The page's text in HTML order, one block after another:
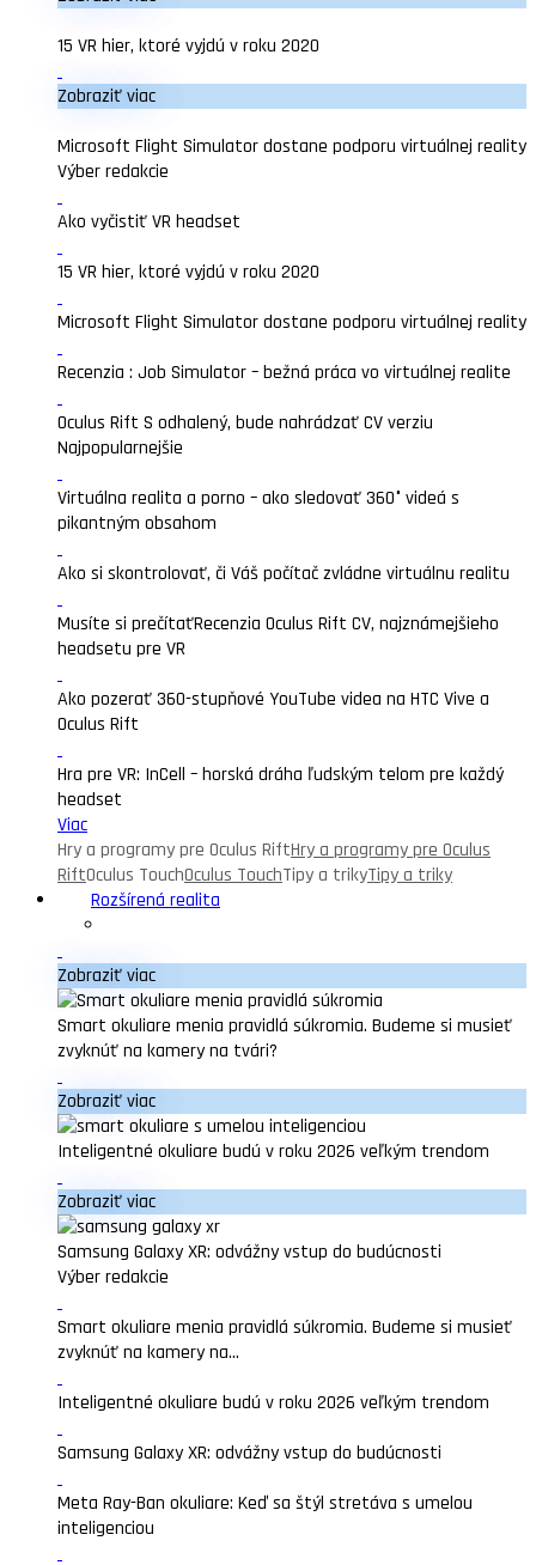
15 VR hier, ktoré vyjdú v roku 2020
Zobraziť viac
Microsoft Flight Simulator dostane podporu virtuálnej reality
Výber redakcie
Ako vyčistiť VR headset
15 VR hier, ktoré vyjdú v roku 2020
Microsoft Flight Simulator dostane podporu virtuálnej reality
Recenzia : Job Simulator – bežná práca vo virtuálnej realite
Oculus Rift S odhalený, bude nahrádzať CV verziu
Najpopularnejšie
Virtuálna realita a porno – ako sledovať 360° videá s
pikantným obsahom
Ako si skontrolovať, či Váš počítač zvládne virtuálnu realitu
Musíte si prečítaťRecenzia Oculus Rift CV, najznámejšieho
headsetu pre VR
Ako pozerať 360-stupňové YouTube videa na HTC Vive a
Oculus Rift
Hra pre VR: InCell – horská dráha ľudským telom pre každý
headset
Viac
Hry a programy pre Oculus RiftHry a programy pre Oculus
RiftOculus TouchOculus TouchTipy a trikyTipy a triky
Rozšírená realita
Zobraziť viac
Smart okuliare menia pravidlá súkromia. Budeme si musieť
zvyknúť na kamery na tvári?
Zobraziť viac
Inteligentné okuliare budú v roku 2026 veľkým trendom
Zobraziť viac
Samsung Galaxy XR: odvážny vstup do budúcnosti
Výber redakcie
Smart okuliare menia pravidlá súkromia. Budeme si musieť
zvyknúť na kamery na...
Inteligentné okuliare budú v roku 2026 veľkým trendom
Samsung Galaxy XR: odvážny vstup do budúcnosti
Meta Ray-Ban okuliare: Keď sa štýl stretáva s umelou
inteligenciou